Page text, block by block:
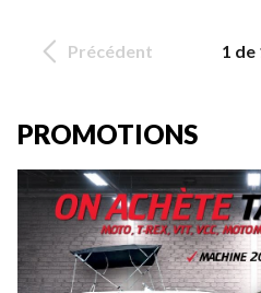
Précédent 1 de
PROMOTIONS